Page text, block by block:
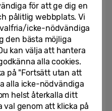
2025
och Benjamin hittar
med hjälp av AI
2025
lanserar Galaxy S25
för att ge dig en
pålitlig webbplats. Vi
icke-nödvändiga
den bästa möjliga
kan välja att hantera
alla cookies.
på "Fortsätt utan att
alla icke-nödvändiga
helst återkalla ditt
val genom att klicka på